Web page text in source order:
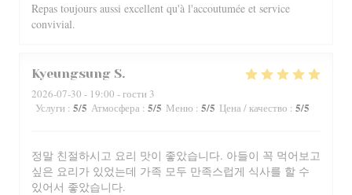
Repas toujours aussi excellent qu'à l'accoutumée et service
convivial.
Kyeungsung S
2026-07-30 - 19:00 - гости 3
Услуги : 5/5 Атмосфера : 5/5 Меню : 5/5 Цена / качество : 5/5
정말 친절하시고 요리 맛이 좋았습니다. 아들이 꼭 먹어보고
싶은 요리가 있었는데 가족 모두 만족스럽게 식사를 할 수
있어서 좋았습니다.